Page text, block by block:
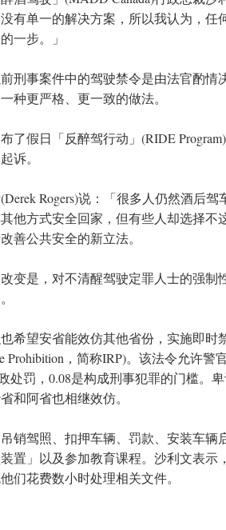
没有单一的解决方案，所以我认为，
一步。」
刑事案件中的驾驶禁令是由法官酌情
种更严格、更一致的做法。
了假日「反醉驾行动」(RIDE
诉。
Rogers)说：「很多人仍然酒后
他方式安全回家，但有些人却选择不
善公共安全的新立法。
变是，对不清醒驾驶定罪人士的强制
希望安省能效仿其他省份，实施即时
Prohibition，简称IRP)。该法令允许
处罚，0.08是构成刑事犯罪的门槛。
和阿省也相继效仿。
销驾照、扣押车辆、罚款、安装车辆
置」以及参加教育课程。沙利文表示
们花费数小时处理相关文件。